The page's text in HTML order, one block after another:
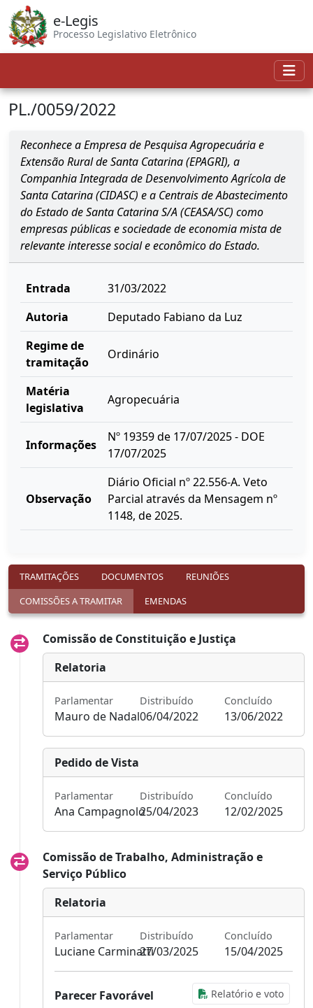
e-Legis
Processo Legislativo Eletrônico
PL./0059/2022
Reconhece a Empresa de Pesquisa Agropecuária e
Extensão Rural de Santa Catarina (EPAGRI), a
Companhia Integrada de Desenvolvimento Agrícola de
Santa Catarina (CIDASC) e a Centrais de Abastecimento
do Estado de Santa Catarina S/A (CEASA/SC) como
empresas públicas e sociedade de economia mista de
relevante interesse social e econômico do Estado.
Entrada
31/03/2022
Autoria
Deputado Fabiano da Luz
Regime de
tramitação
Ordinário
Matéria
legislativa
Agropecuária
Informações
Nº 19359 de 17/07/2025 - DOE
17/07/2025
Observação
Diário Oficial nº 22.556-A. Veto
Parcial através da Mensagem nº
1148, de 2025.
TRAMITAÇÕES DOCUMENTOS
REUNIÕES
COMISSÕES A TRAMITAR
EMENDAS
Comissão de Constituição e Justiça
Relatoria
Parlamentar Distribuído Concluído
Mauro de Nadal06/04/2022 13/06/2022
Pedido de Vista
Parlamentar Distribuído Concluído
Ana Campagnolo25/04/2023 12/02/2025
Comissão de Trabalho, Administração e
Serviço Público
Relatoria
Parlamentar Distribuído Concluído
Luciane Carminatti27/03/2025 15/04/2025
Parecer Favorável Relatório e voto